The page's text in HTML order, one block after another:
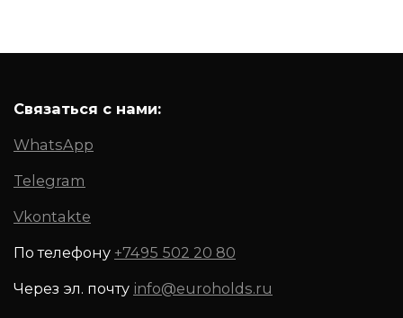
Связаться с нами:
WhatsApp
Telegram
Vkontakte
По телефону +7495 502 20 80
Через эл. почту info@euroholds.ru